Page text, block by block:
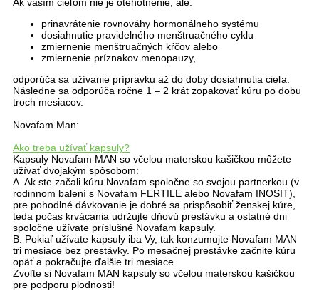
prinavrátenie rovnováhy hormonálneho systému
dosiahnutie pravidelného menštruačného cyklu
zmiernenie menštruačných kŕčov alebo
zmiernenie príznakov menopauzy,
odporúča sa užívanie prípravku až do doby dosiahnutia cieľa.
Následne sa odporúča ročne 1 – 2 krát zopakovať kúru po dobu
troch mesiacov.
Novafam Man:
Ako treba užívať kapsuly?
Kapsuly Novafam MAN so včelou materskou kašičkou môžete
užívať dvojakým spôsobom:
A. Ak ste začali kúru Novafam spoločne so svojou partnerkou (v
rodinnom balení s Novafam FERTILE alebo Novafam INOSIT),
pre pohodlné dávkovanie je dobré sa prispôsobiť ženskej kúre,
teda počas krvácania udržujte dňovú prestávku a ostatné dni
spoločne užívate príslušné Novafam kapsuly.
B. Pokiaľ užívate kapsuly iba Vy, tak konzumujte Novafam MAN
tri mesiace bez prestávky. Po mesačnej prestávke začnite kúru
opäť a pokračujte ďalšie tri mesiace.
Zvoľte si Novafam MAN kapsuly so včelou materskou kašičkou
pre podporu plodnosti!